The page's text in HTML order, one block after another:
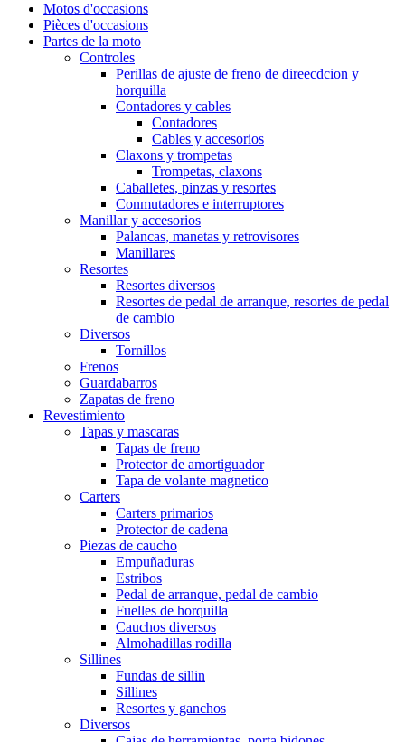
Motos d'occasions
Pièces d'occasions
Partes de la moto
Controles
Perillas de ajuste de freno de direecdcion y
horquilla
Contadores y cables
Contadores
Cables y accesorios
Claxons y trompetas
Trompetas, claxons
Caballetes, pinzas y resortes
Conmutadores e interruptores
Manillar y accesorios
Palancas, manetas y retrovisores
Manillares
Resortes
Resortes diversos
Resortes de pedal de arranque, resortes de pedal
de cambio
Diversos
Tornillos
Frenos
Guardabarros
Zapatas de freno
Revestimiento
Tapas y mascaras
Tapas de freno
Protector de amortiguador
Tapa de volante magnetico
Carters
Carters primarios
Protector de cadena
Piezas de caucho
Empuñaduras
Estribos
Pedal de arranque, pedal de cambio
Fuelles de horquilla
Cauchos diversos
Almohadillas rodilla
Sillines
Fundas de sillin
Sillines
Resortes y ganchos
Diversos